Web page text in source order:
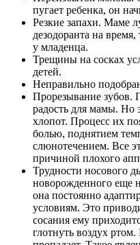
пугает ребенка, он
Резкие запахи. Маме
дезодоранта на
у младенца.
Трещины на сосках
детей.
Неправильно
Прорезывание
радость для мамы. Но
хлопот. Процесс их
болью, поднятием
слюнотечением. Все
причиной плохого
Трудности носового
новорожденного еще
она постоянно
условиям. Это
сосания ему
глотнуть воздух